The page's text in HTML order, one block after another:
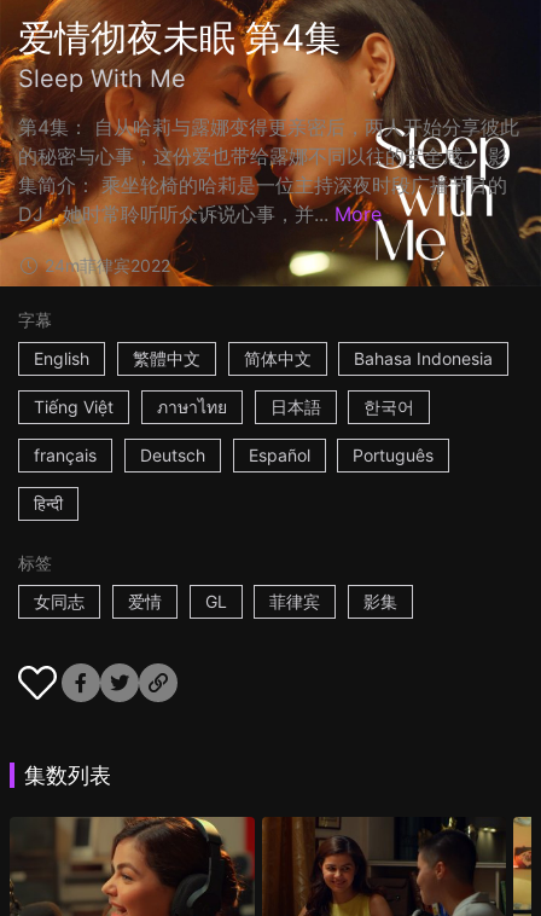
爱情彻夜未眠 第4集
Sleep With Me
第4集： 自从哈莉与露娜变得更亲密后，两人开始分享彼此
的秘密与心事，这份爱也带给露娜不同以往的安全感。 影
集简介： 乘坐轮椅的哈莉是一位主持深夜时段广播节目的
DJ，她时常聆听听众诉说心事，并... More
24m菲律宾2022
字幕
English
繁體中文 简体中文 Bahasa Indonesia
Tiếng Việt ภาษาไทย 日本語 한국어
français Deutsch Español Português
हिन्दी
标签
女同志
爱情 GL 菲律宾 影集
集数列表